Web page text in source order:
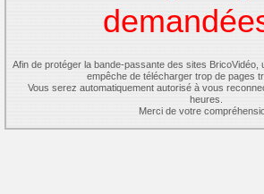
Afin de protéger la bande-passante des sites BricoVidéo,
empêche de télécharger trop de pages
Vous serez automatiquement autorisé à vous
heures.
Merci de votre